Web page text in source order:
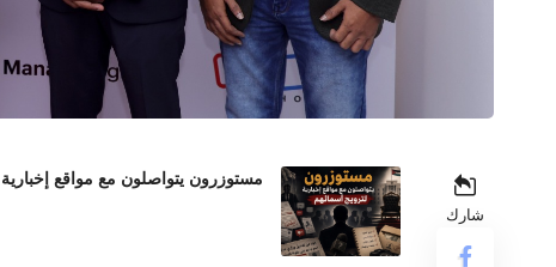
شارك
مستوزرون يتواصلون مع مواقع إخبارية